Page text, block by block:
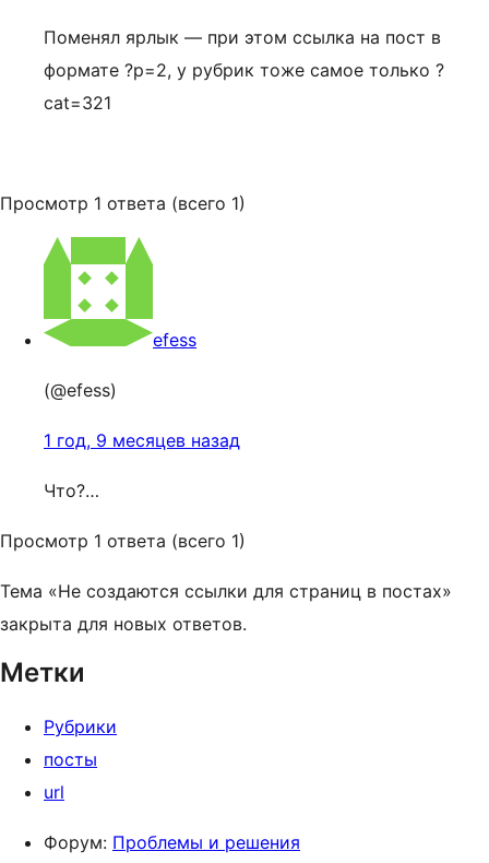
Поменял ярлык — при этом ссылка на пост в
формате ?p=2, у рубрик тоже самое только ?
cat=321
Просмотр 1 ответа (всего 1)
efess
(@efess)
1 год, 9 месяцев назад
Что?…
Просмотр 1 ответа (всего 1)
Тема «Не создаются ссылки для страниц в постах»
закрыта для новых ответов.
Метки
Рубрики
посты
url
Форум: Проблемы и решения